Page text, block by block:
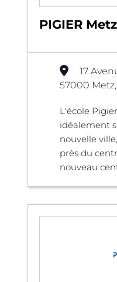
PIGIER
17
57000
L'école
idéalement
nouvelle
près du
nouveau